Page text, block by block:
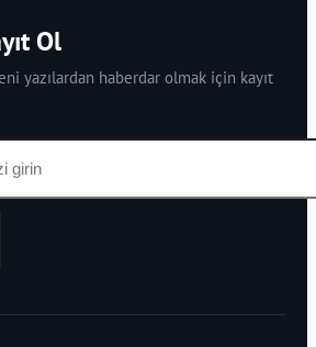
Ol
yazılardan haberdar olmak için kayıt